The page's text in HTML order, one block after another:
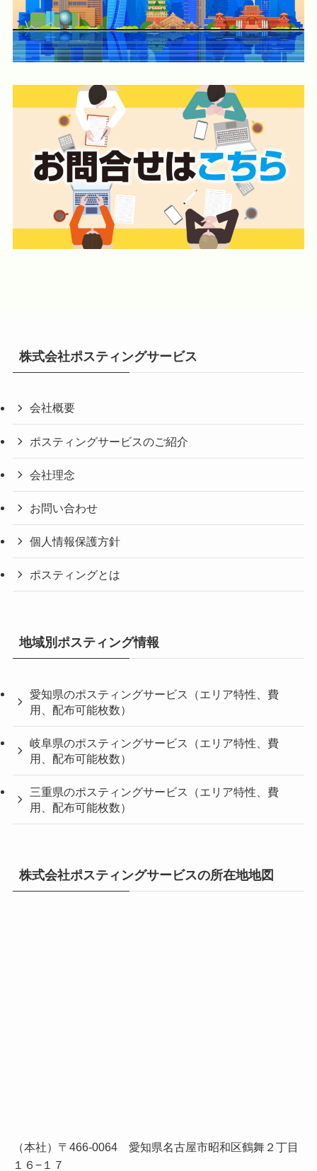
株式会社ポスティングサービス
会社概要
ポスティングサービスのご紹介
会社理念
お問い合わせ
個人情報保護方針
ポスティングとは
地域別ポスティング情報
愛知県のポスティングサービス（エリア特性、費
用、配布可能枚数）
岐阜県のポスティングサービス（エリア特性、費
用、配布可能枚数）
三重県のポスティングサービス（エリア特性、費
用、配布可能枚数）
株式会社ポスティングサービスの所在地地図
（本社）〒466-0064 愛知県名古屋市昭和区鶴舞２丁目
１６−１７